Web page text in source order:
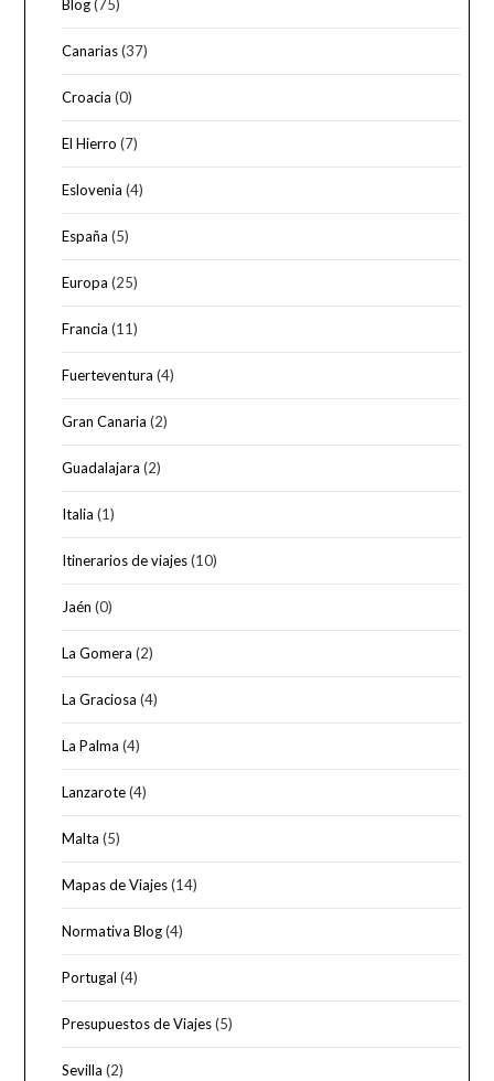
Blog(75)
Canarias(37)
Croacia (0)
El Hierro (7)
Eslovenia (4)
España (5)
Europa (25)
Francia (11)
Fuerteventura (4)
Gran Canaria (2)
Guadalajara (2)
Italia (1)
Itinerarios de viajes(10)
Jaén (0)
La Gomera (2)
La Graciosa (4)
La Palma (4)
Lanzarote(4)
Malta (5)
Mapas de Viajes(14)
Normativa Blog(4)
Portugal (4)
Presupuestos de Viajes(5)
Sevilla (2)